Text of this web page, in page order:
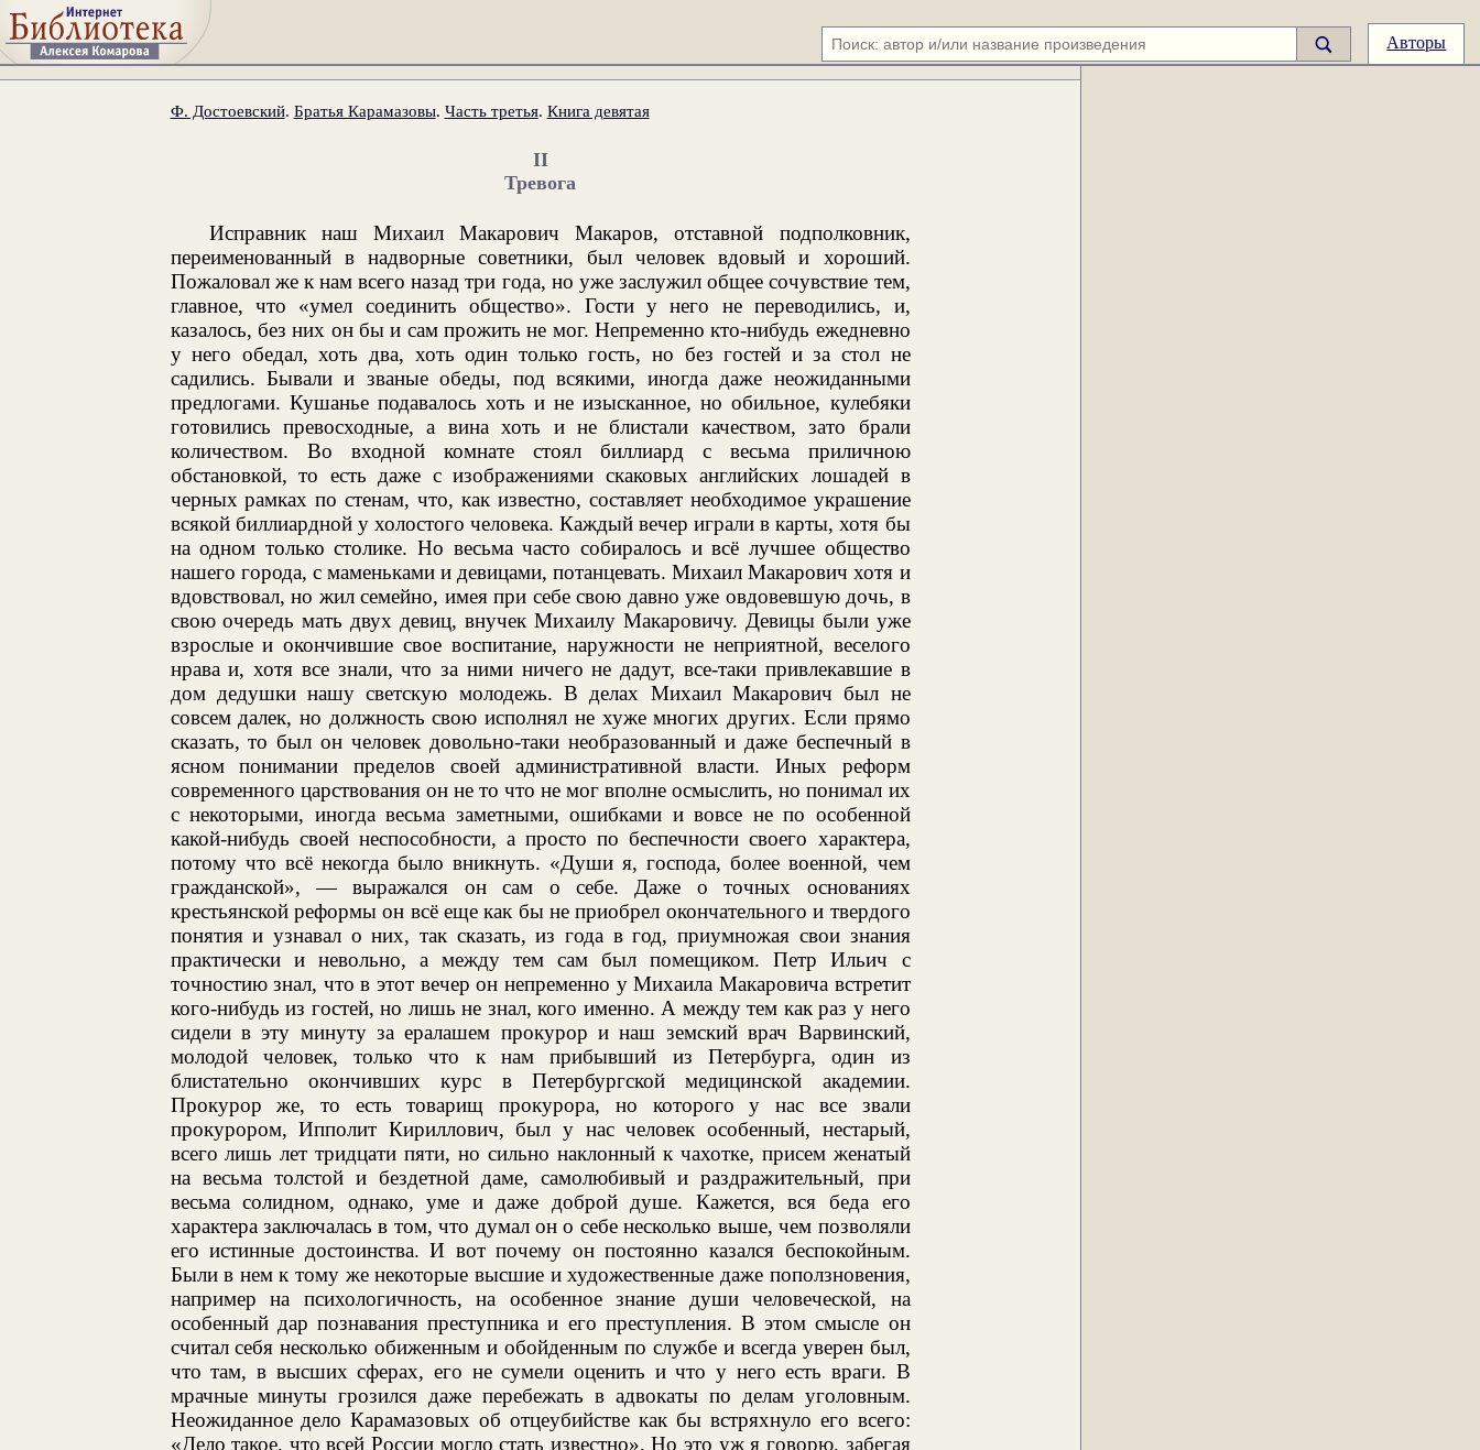
Авторы
Ф. Достоевский. Братья Карамазовы. Часть третья. Книга девятая
II
Тревога
Исправник наш Михаил Макарович Макаров, отставной подполковник,
переименованный в надворные советники, был человек вдовый и хороший.
Пожаловал же к нам всего назад три года, но уже заслужил общее сочувствие тем,
главное, что «умел соединить общество». Гости у него не переводились, и,
казалось, без них он бы и сам прожить не мог. Непременно кто-нибудь ежедневно
у него обедал, хоть два, хоть один только гость, но без гостей и за стол не
садились. Бывали и званые обеды, под всякими, иногда даже неожиданными
предлогами. Кушанье подавалось хоть и не изысканное, но обильное, кулебяки
готовились превосходные, а вина хоть и не блистали качеством, зато брали
количеством. Во входной комнате стоял биллиард с весьма приличною
обстановкой, то есть даже с изображениями скаковых английских лошадей в
черных рамках по стенам, что, как известно, составляет необходимое украшение
всякой биллиардной у холостого человека. Каждый вечер играли в карты, хотя бы
на одном только столике. Но весьма часто собиралось и всё лучшее общество
нашего города, с маменьками и девицами, потанцевать. Михаил Макарович хотя и
вдовствовал, но жил семейно, имея при себе свою давно уже овдовевшую дочь, в
свою очередь мать двух девиц, внучек Михаилу Макаровичу. Девицы были уже
взрослые и окончившие свое воспитание, наружности не неприятной, веселого
нрава и, хотя все знали, что за ними ничего не дадут, все-таки привлекавшие в
дом дедушки нашу светскую молодежь. В делах Михаил Макарович был не
совсем далек, но должность свою исполнял не хуже многих других. Если прямо
сказать, то был он человек довольно-таки необразованный и даже беспечный в
ясном понимании пределов своей административной власти. Иных реформ
современного царствования он не то что не мог вполне осмыслить, но понимал их
с некоторыми, иногда весьма заметными, ошибками и вовсе не по особенной
какой-нибудь своей неспособности, а просто по беспечности своего характера,
потому что всё некогда было вникнуть. «Души я, господа, более военной, чем
гражданской», — выражался он сам о себе. Даже о точных основаниях
крестьянской реформы он всё еще как бы не приобрел окончательного и твердого
понятия и узнавал о них, так сказать, из года в год, приумножая свои знания
практически и невольно, а между тем сам был помещиком. Петр Ильич с
точностию знал, что в этот вечер он непременно у Михаила Макаровича встретит
кого-нибудь из гостей, но лишь не знал, кого именно. А между тем как раз у него
сидели в эту минуту за ералашем прокурор и наш земский врач Варвинский,
молодой человек, только что к нам прибывший из Петербурга, один из
блистательно окончивших курс в Петербургской медицинской академии.
Прокурор же, то есть товарищ прокурора, но которого у нас все звали
прокурором, Ипполит Кириллович, был у нас человек особенный, нестарый,
всего лишь лет тридцати пяти, но сильно наклонный к чахотке, присем женатый
на весьма толстой и бездетной даме, самолюбивый и раздражительный, при
весьма солидном, однако, уме и даже доброй душе. Кажется, вся беда его
характера заключалась в том, что думал он о себе несколько выше, чем позволяли
его истинные достоинства. И вот почему он постоянно казался беспокойным.
Были в нем к тому же некоторые высшие и художественные даже поползновения,
например на психологичность, на особенное знание души человеческой, на
особенный дар познавания преступника и его преступления. В этом смысле он
считал себя несколько обиженным и обойденным по службе и всегда уверен был,
что там, в высших сферах, его не сумели оценить и что у него есть враги. В
мрачные минуты грозился даже перебежать в адвокаты по делам уголовным.
Неожиданное дело Карамазовых об отцеубийстве как бы встряхнуло его всего:
«Дело такое, что всей России могло стать известно». Но это уж я говорю, забегая